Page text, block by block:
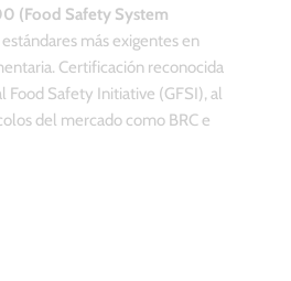
(Food Safety System
más exigentes en
Certificación reconocida
Food Safety Initiative (GFSI), al
del mercado como BRC e